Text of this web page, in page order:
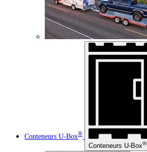
Conteneurs U-Box®
Conteneurs U-Box®